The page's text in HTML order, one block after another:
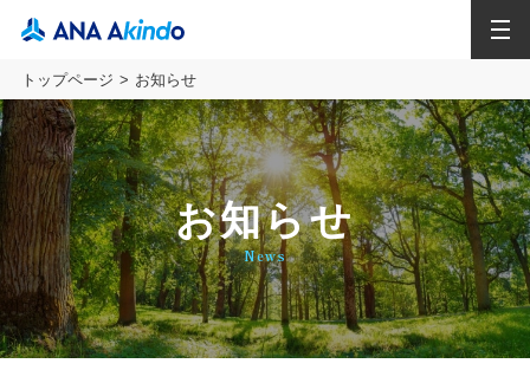
トップページ お知らせ
お知らせ
News